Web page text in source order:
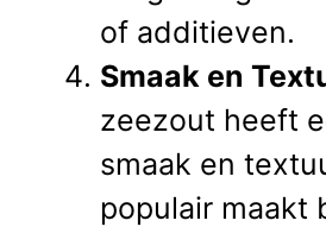
of additieven.
Smaak en
zeezout heeft
smaak en
populair maakt